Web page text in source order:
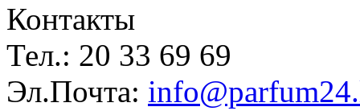
Контакты
Тел.: 20 33 69 69
Эл.Почта: